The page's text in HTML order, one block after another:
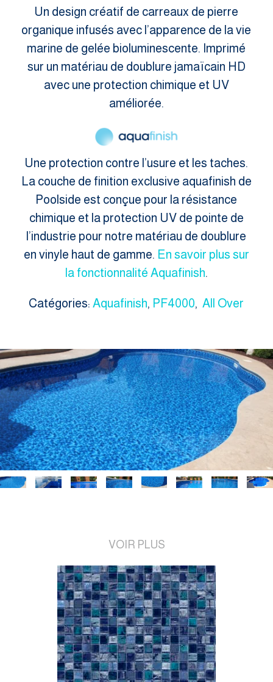
Un design créatif de carreaux de pierre
organique infusés avec l’apparence de la vie
marine de gelée bioluminescente. Imprimé
sur un matériau de doublure jamaïcain HD
avec une protection chimique et UV
améliorée.
Une protection contre l’usure et les taches.
La couche de finition exclusive aquafinish de
Poolside est conçue pour la résistance
chimique et la protection UV de pointe de
l’industrie pour notre matériau de doublure
en vinyle haut de gamme. En savoir plus sur
la fonctionnalité Aquafinish.
Catégories:Aquafinish, PF4000,All Over
VOIR PLUS